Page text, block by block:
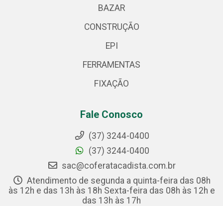
BAZAR
CONSTRUÇÃO
EPI
FERRAMENTAS
FIXAÇÃO
Fale Conosco
(37) 3244-0400
(37) 3244-0400
sac@coferatacadista.com.br
Atendimento de segunda a quinta-feira das 08h
às 12h e das 13h às 18h Sexta-feira das 08h às 12h e
das 13h às 17h